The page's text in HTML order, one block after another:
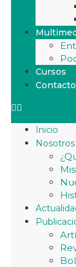
Cursos
Contacto
Inicio
Nosotros